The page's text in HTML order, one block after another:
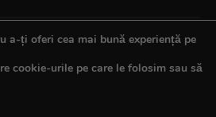
a-ți oferi cea mai bună experiență pe
cookie-urile pe care le folosim sau să